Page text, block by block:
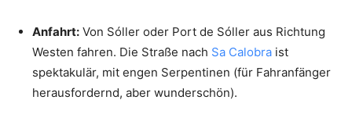
Anfahrt: Von Sóller oder Port de Sóller aus Richtung
Westen fahren. Die Straße nach Sa Calobra ist
spektakulär, mit engen Serpentinen (für Fahranfänger
herausfordernd, aber wunderschön).